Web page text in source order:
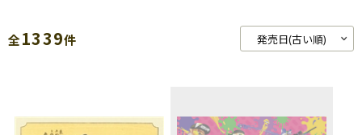
全1339件